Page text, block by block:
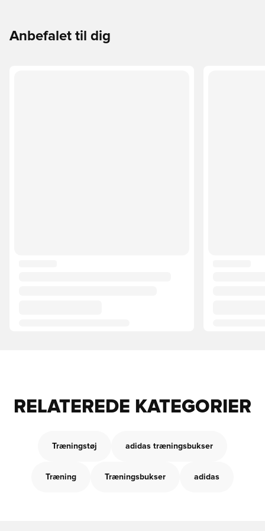
Anbefalet til dig
RELATEREDE KATEGORIER
Træningstøj adidas træningsbukser
Træning Træningsbukser adidas